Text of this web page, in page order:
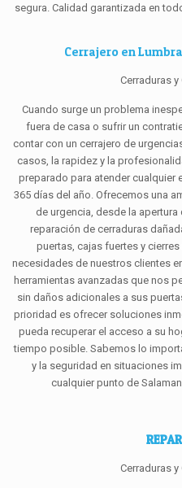
segura. Calidad garantizada en
Cerrajero en
Cerraduras y
Cuando surge un problema
fuera de casa o sufrir un
contar con un cerrajero de
casos, la rapidez y la
preparado para atender cualquier
365 días del año. Ofrecemos una
de urgencia, desde la
reparación de cerraduras
puertas, cajas fuertes y
necesidades de nuestros clientes
herramientas avanzadas que nos
sin daños adicionales a sus
prioridad es ofrecer soluciones
pueda recuperar el acceso a su
tiempo posible. Sabemos lo
y la seguridad en situaciones
cualquier punto de
Cerraduras y